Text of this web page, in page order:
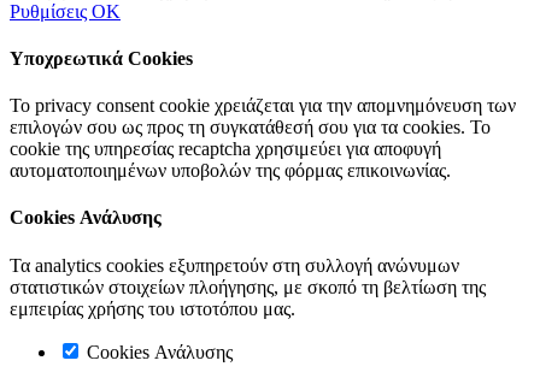
Ρυθμίσεις OK
Υποχρεωτικά Cookies
Το privacy consent cookie χρειάζεται για την απομνημόνευση των
επιλογών σου ως προς τη συγκατάθεσή σου για τα cookies. Το
cookie της υπηρεσίας recaptcha χρησιμεύει για αποφυγή
αυτοματοποιημένων υποβολών της φόρμας επικοινωνίας.
Cookies Ανάλυσης
Τα analytics cookies εξυπηρετούν στη συλλογή ανώνυμων
στατιστικών στοιχείων πλοήγησης, με σκοπό τη βελτίωση της
εμπειρίας χρήσης του ιστοτόπου μας.
Cookies Ανάλυσης